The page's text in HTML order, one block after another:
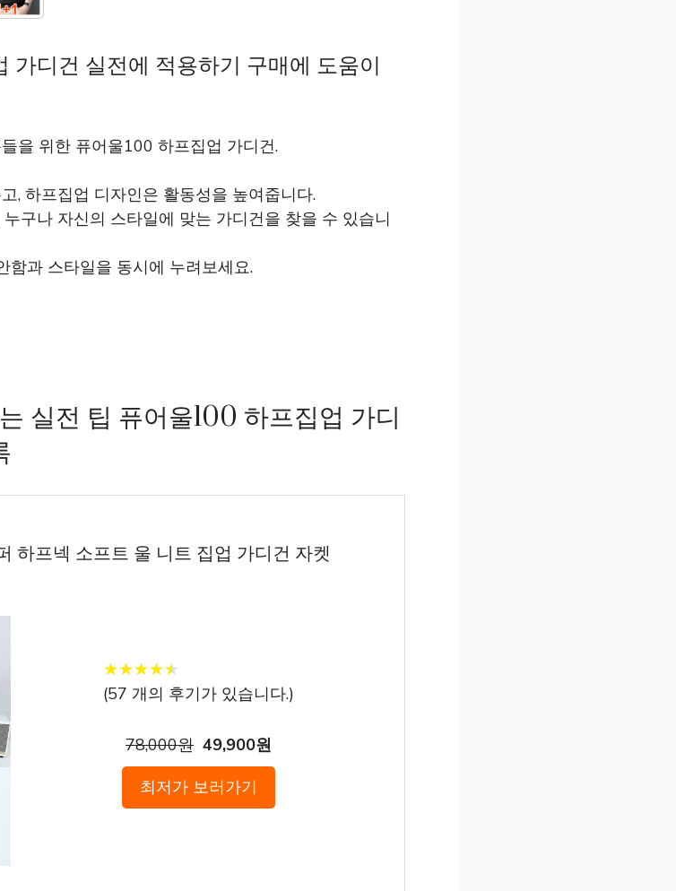
가디건 실전에 적용하기 구매에 도움이
을 위한 퓨어울100 하프집업 가디건.
, 하프집업 디자인은 활동성을 높여줍니다.
구나 자신의 스타일에 맞는 가디건을 찾을 수 있습니
과 스타일을 동시에 누려보세요.
실전 팁 퓨어울100 하프집업 가디
하프넥 소프트 울 니트 집업 가디건 자켓
★★★★★
★★★★★
(57 개의 후기가 있습니다.)
78,000원 49,900원
최저가 보러가기